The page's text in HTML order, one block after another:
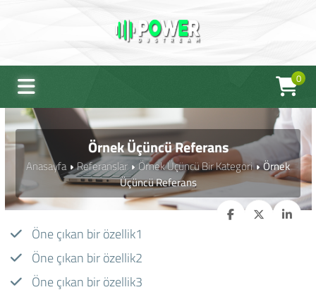
0
Örnek Üçüncü Referans
Anasayfa Referanslar Örnek Üçüncü Bir Kategori
Örnek
Üçüncü Referans
Öne çıkan bir özellik1
Öne çıkan bir özellik2
Öne çıkan bir özellik3